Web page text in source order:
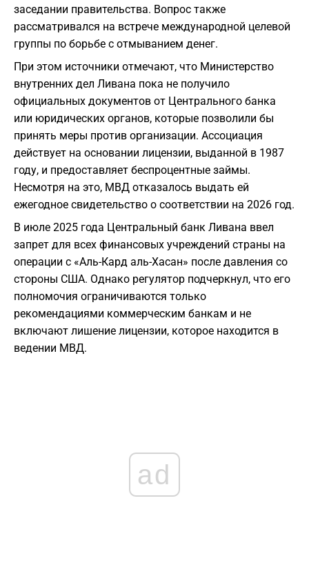
заседании правительства. Вопрос также
рассматривался на встрече международной целевой
группы по борьбе с отмыванием денег.
При этом источники отмечают, что Министерство
внутренних дел Ливана пока не получило
официальных документов от Центрального банка
или юридических органов, которые позволили бы
принять меры против организации. Ассоциация
действует на основании лицензии, выданной в 1987
году, и предоставляет беспроцентные займы.
Несмотря на это, МВД отказалось выдать ей
ежегодное свидетельство о соответствии на 2026 год.
В июле 2025 года Центральный банк Ливана ввел
запрет для всех финансовых учреждений страны на
операции с «Аль-Кард аль-Хасан» после давления со
стороны США. Однако регулятор подчеркнул, что его
полномочия ограничиваются только
рекомендациями коммерческим банкам и не
включают лишение лицензии, которое находится в
ведении МВД.
ad